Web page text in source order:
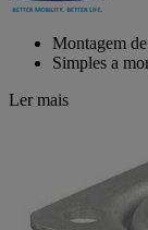
Link
mesma
Montagem
Simples a
Ler mais